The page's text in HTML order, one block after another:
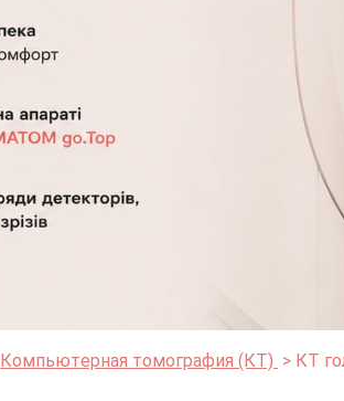
Компьютерная томография (КТ) КТ